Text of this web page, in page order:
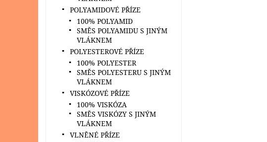
POLYAMIDOVÉ PŘÍZE
100% POLYAMID
SMĚS POLYAMIDU S JINÝM
VLÁKNEM
POLYESTEROVÉ PŘÍZE
100% POLYESTER
SMĚS POLYESTERU S JINÝM
VLÁKNEM
VISKÓZOVÉ PŘÍZE
100% VISKÓZA
SMĚS VISKÓZY S JINÝM
VLÁKNEM
VLNĚNÉ PŘÍZE